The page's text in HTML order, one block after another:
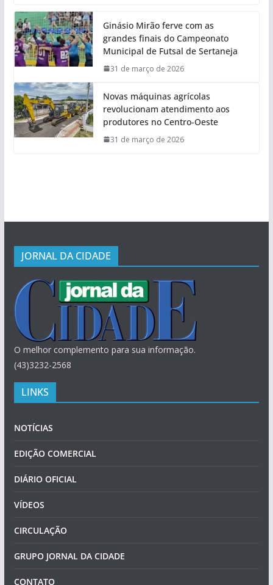
Ginásio Mirão ferve com as
grandes finais do Campeonato
Municipal de Futsal de Sertaneja
31 de março de 2026
Novas máquinas agrícolas
revolucionam atendimento aos
produtores no Centro-Oeste
31 de março de 2026
JORNAL DA CIDADE
O melhor complemento para sua informação.
(43)3232-2568
LINKS
NOTÍCIAS
EDIÇÃO COMERCIAL
DIÁRIO OFICIAL
VÍDEOS
CIRCULAÇÃO
GRUPO JORNAL DA CIDADE
CONTATO